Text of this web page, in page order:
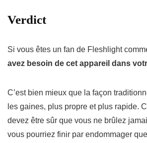
Verdict
Si vous êtes un fan de Fleshlight
avez besoin de cet appareil dans
C’est bien mieux que la façon
les gaines, plus propre et plus rapide.
devez être sûr que vous ne brûlez
vous pourriez finir par endommager